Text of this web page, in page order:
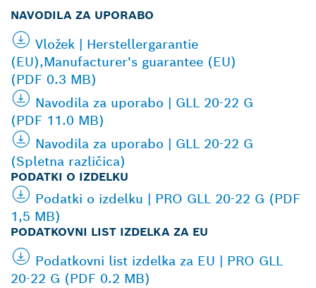
NAVODILA ZA UPORABO
Vložek | Herstellergarantie
(EU),Manufacturer's guarantee (EU)
(PDF 0.3 MB)
Navodila za uporabo | GLL 20-22 G
(PDF 11.0 MB)
Navodila za uporabo | GLL 20-22 G
(Spletna različica)
PODATKI O IZDELKU
Podatki o izdelku | PRO GLL 20-22 G (PDF
1,5 MB)
PODATKOVNI LIST IZDELKA ZA EU
Podatkovni list izdelka za EU | PRO GLL
20-22 G (PDF 0.2 MB)